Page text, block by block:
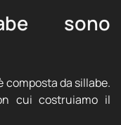
sono
composta da sillabe.
cui costruiamo il